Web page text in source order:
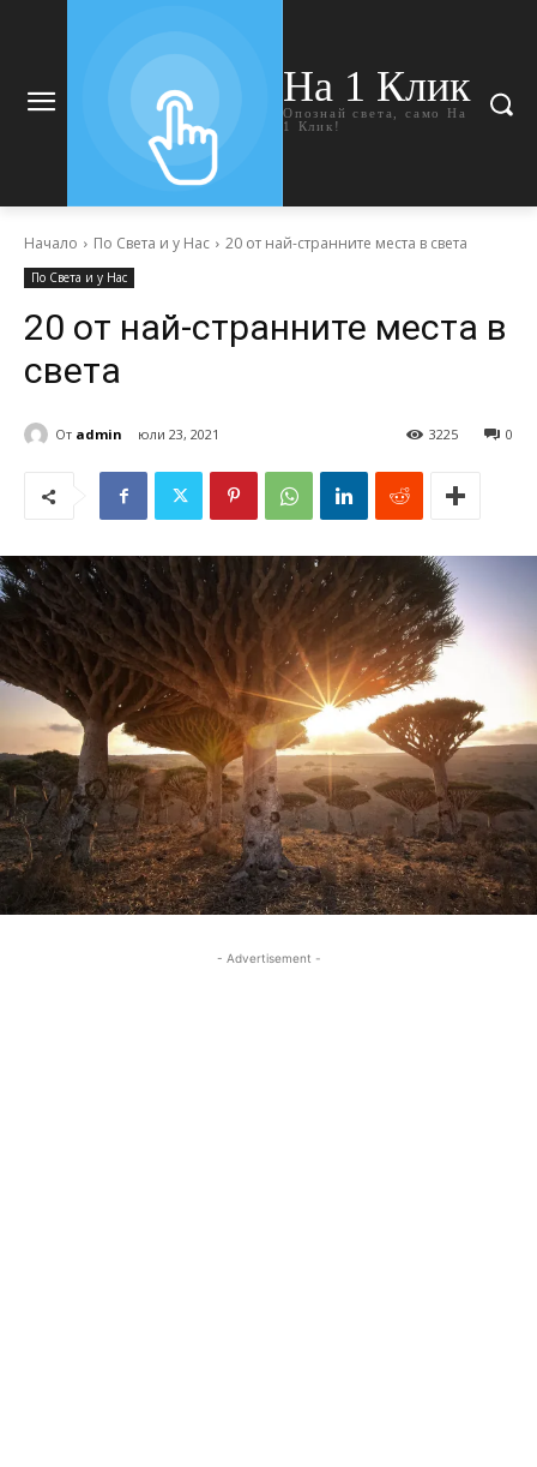
На 1 Клик
Опознай света, само На
1 Клик!
Начало По Света и у Нас 20 от най-странните места в света
По Света и у Нас
20 от най-странните места в
света
От admin юли 23, 2021 0
3225
- Advertisement -